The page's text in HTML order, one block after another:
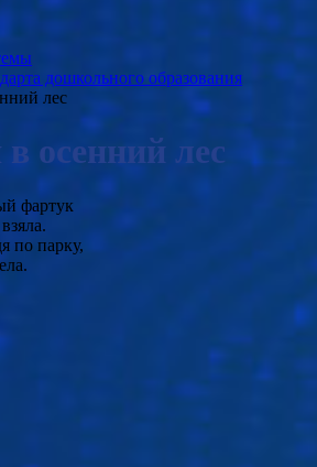
дошкольного образования
лес
осенний лес
фартук
по парку,